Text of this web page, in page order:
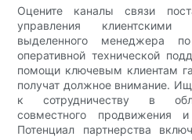
Оцените каналы связи
управления клиентскими
выделенного менеджера
оперативной технической
помощи ключевым клиентам
получат должное внимание.
к сотрудничеству в
совместного продвижения
Потенциал партнерства